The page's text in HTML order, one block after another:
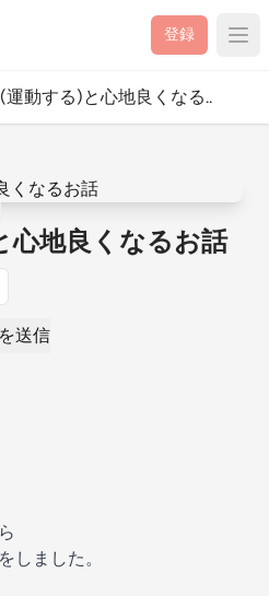
登録
運動する)と心地良くなる..
心地良くなるお話
送信
しました。